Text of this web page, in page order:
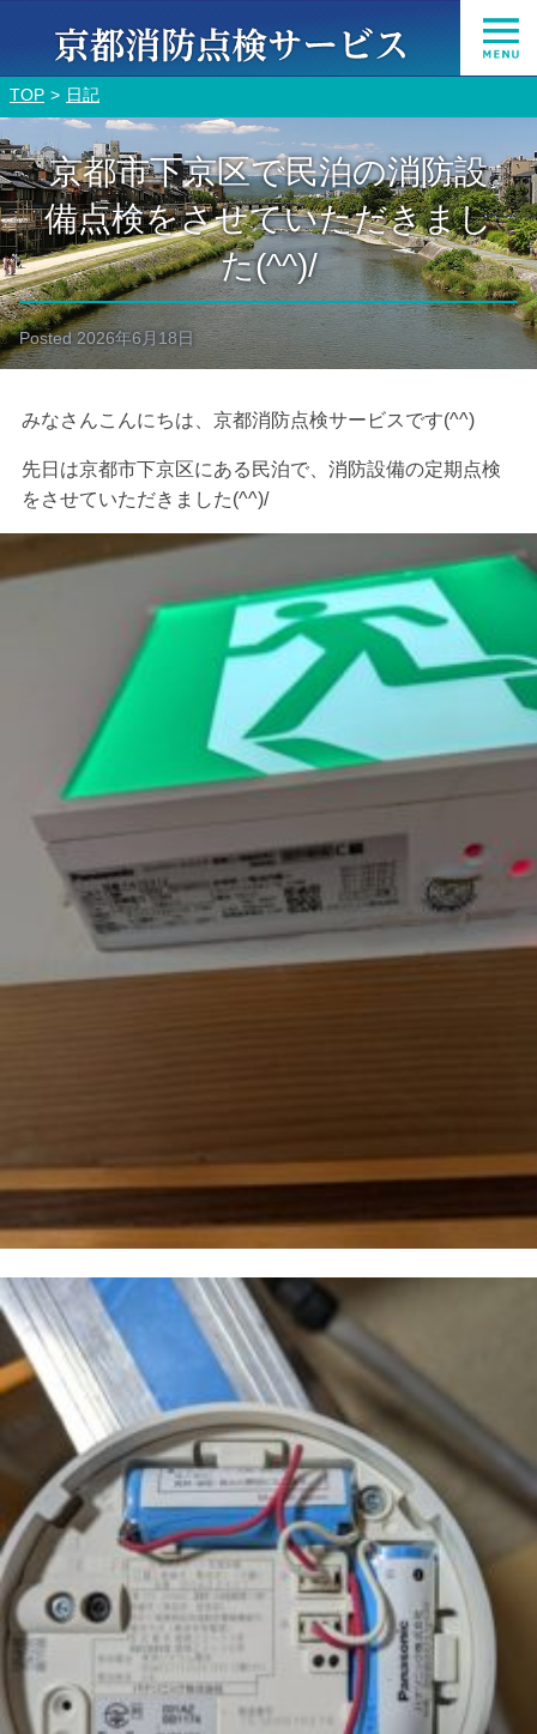
TOP 日記
京都市下京区で民泊の消防設
備点検をさせていただきまし
た(^^)/
Posted2026年6月18日
みなさんこんにちは、京都消防点検サービスです(^^)
先日は京都市下京区にある民泊で、消防設備の定期点検
をさせていただきました(^^)/